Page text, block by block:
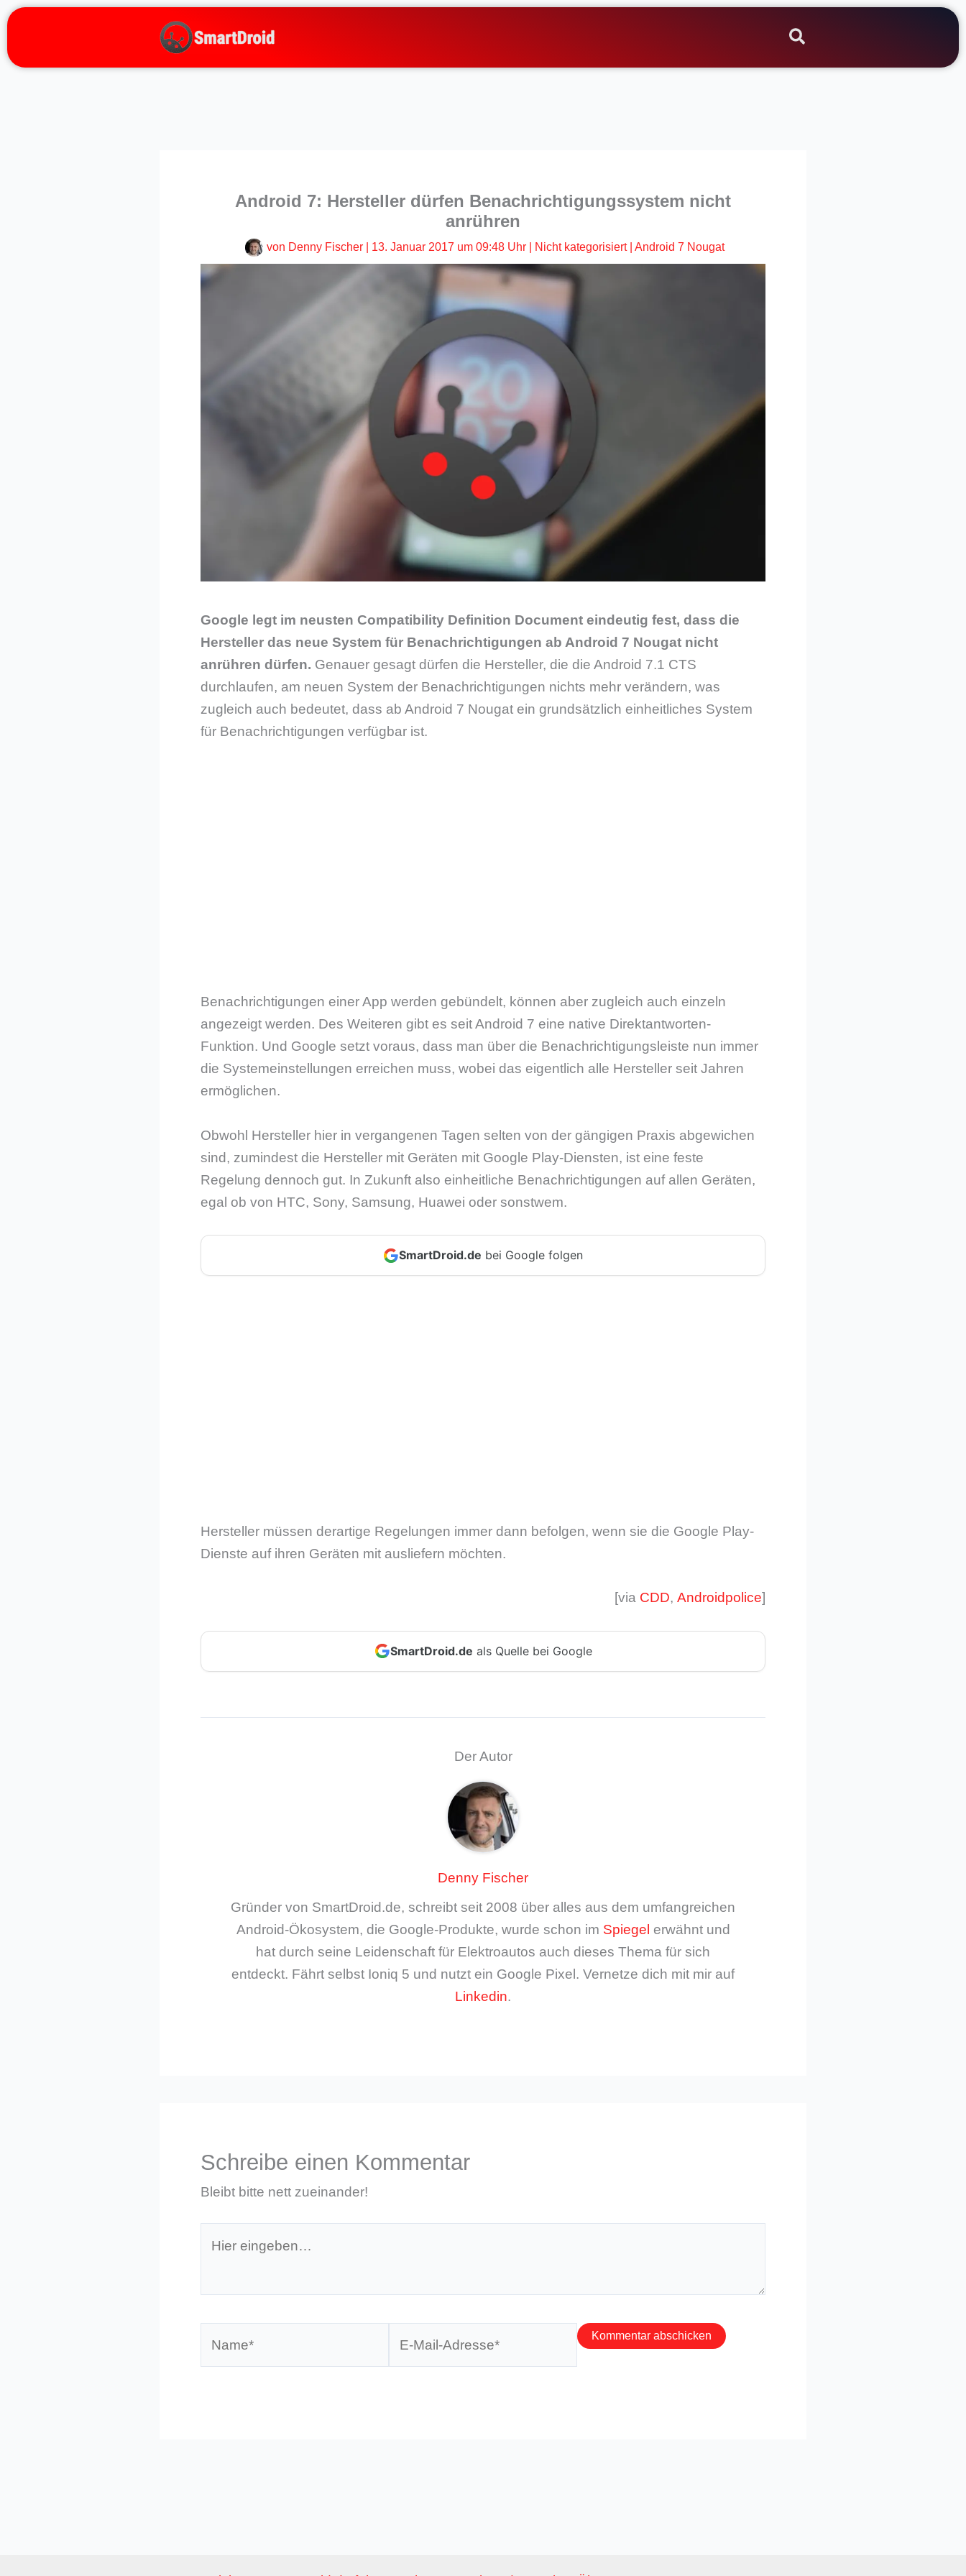
Zum
springen
Android 7: Hersteller dürfen Benachrichtigungssystem nicht
anrühren
von Denny Fischer 13. Januar 2017 um 09:48 Uhr Nicht kategorisiert| Android 7 Nougat
Google legt im neusten Compatibility Definition Document eindeutig fest, dass die
Hersteller das neue System für Benachrichtigungen ab Android 7 Nougat nicht
anrühren dürfen. Genauer gesagt dürfen die Hersteller, die die Android 7.1 CTS
durchlaufen, am neuen System der Benachrichtigungen nichts mehr verändern, was
zugleich auch bedeutet, dass ab Android 7 Nougat ein grundsätzlich einheitliches System
für Benachrichtigungen verfügbar ist.
Benachrichtigungen einer App werden gebündelt, können aber zugleich auch einzeln
angezeigt werden. Des Weiteren gibt es seit Android 7 eine native Direktantworten-
Funktion. Und Google setzt voraus, dass man über die Benachrichtigungsleiste nun immer
die Systemeinstellungen erreichen muss, wobei das eigentlich alle Hersteller seit Jahren
ermöglichen.
Obwohl Hersteller hier in vergangenen Tagen selten von der gängigen Praxis abgewichen
sind, zumindest die Hersteller mit Geräten mit Google Play-Diensten, ist eine feste
Regelung dennoch gut. In Zukunft also einheitliche Benachrichtigungen auf allen Geräten,
egal ob von HTC, Sony, Samsung, Huawei oder sonstwem.
SmartDroid.de bei Google folgen
Hersteller müssen derartige Regelungen immer dann befolgen, wenn sie die Google Play-
Dienste auf ihren Geräten mit ausliefern möchten.
[via CDD, Androidpolice]
SmartDroid.de als Quelle bei Google
Der Autor
Denny Fischer
Gründer von SmartDroid.de, schreibt seit 2008 über alles aus dem umfangreichen
Android-Ökosystem, die Google-Produkte, wurde schon im Spiegel erwähnt und
hat durch seine Leidenschaft für Elektroautos auch dieses Thema für sich
entdeckt. Fährt selbst Ioniq 5 und nutzt ein Google Pixel. Vernetze dich mit mir auf
Linkedin.
Schreibe einen Kommentar
Bleibt bitte nett zueinander!
eingeben…